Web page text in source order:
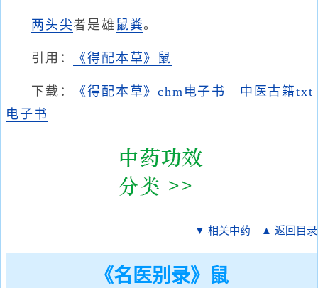
两头尖者是雄 鼠粪。
引用： 《得配本草》鼠
下载： 《得配本草》chm电子书
中医古籍txt
电子书
▼ 相关中药 ▲ 返回目录
《名医别录》鼠